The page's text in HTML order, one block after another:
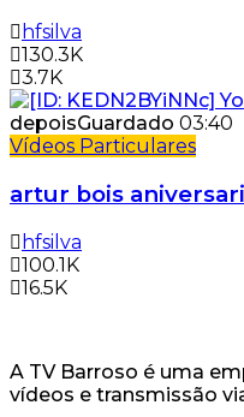
hfsilva
130.3K
3.7K
depoisGuardado 03:40
Vídeos Particulares
artur bois
hfsilva
100.1K
16.5K
A TV Barroso é uma
vídeos e transmissão